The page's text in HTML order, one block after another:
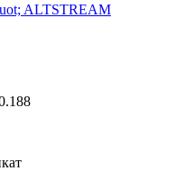
ALTSTREAM